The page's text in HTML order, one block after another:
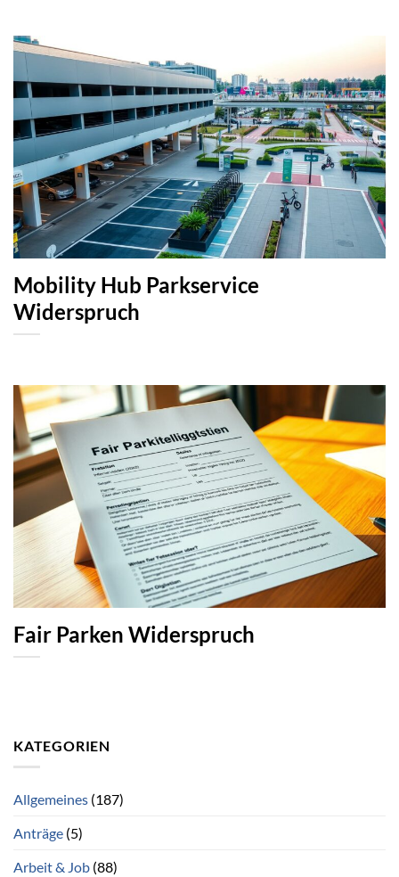
Mobility Hub Parkservice
Widerspruch
Fair Parken Widerspruch
KATEGORIEN
Allgemeines (187)
Anträge (5)
Arbeit & Job (88)